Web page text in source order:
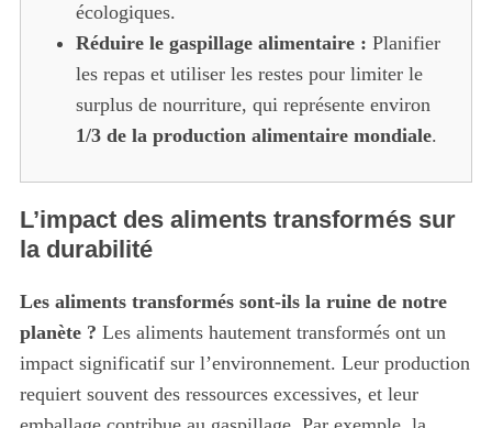
écologiques.
Réduire le gaspillage alimentaire : Planifier
les repas et utiliser les restes pour limiter le
surplus de nourriture, qui représente environ
1/3 de la production alimentaire mondiale.
L’impact des aliments transformés sur
la durabilité
Les aliments transformés sont-ils la ruine de notre
planète ? Les aliments hautement transformés ont un
impact significatif sur l’environnement. Leur production
requiert souvent des ressources excessives, et leur